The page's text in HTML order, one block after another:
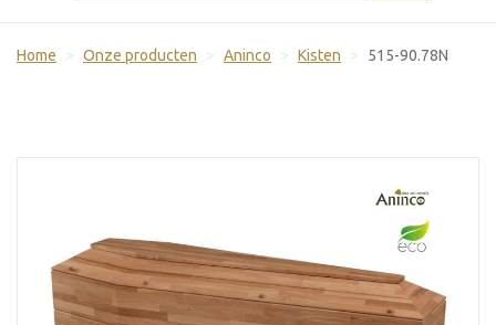
Home Onze producten Aninco Kisten 515-90.78N